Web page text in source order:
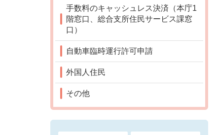
手数料のキャッシュレス決済（本庁1
階窓口、総合支所住民サービス課窓
口）
自動車臨時運行許可申請
外国人住民
その他